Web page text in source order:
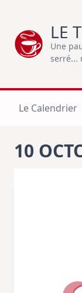
content
LE
Une
serré...
Le Calendrier
10